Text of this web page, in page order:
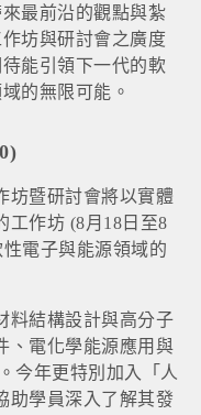
最前沿的觀點與紮
坊與研討會之廣度
能引領下一代的軟
的無限可能。
坊暨研討會將以實體
工作坊 (8月18日至8
電子與能源領域的
料結構設計與高分子
、電化學能源應用與
今年更特別加入「人
助學員深入了解其發